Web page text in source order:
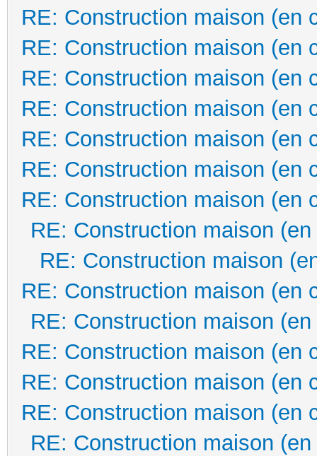
RE: Construction maison (en
RE: Construction maison (en
RE: Construction maison (en
RE: Construction maison (en
RE: Construction maison (en
RE: Construction maison (en
RE: Construction maison (en
RE: Construction maison
RE: Construction maison
RE: Construction maison (en
RE: Construction maison
RE: Construction maison (en
RE: Construction maison (en
RE: Construction maison (en
RE: Construction maison